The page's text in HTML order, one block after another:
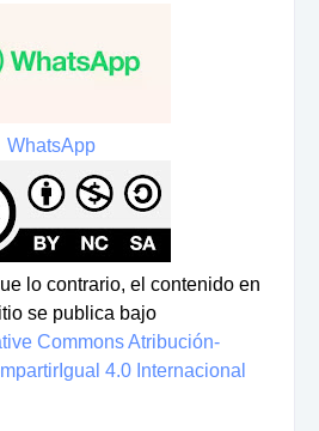
WhatsApp
lo contrario, el contenido en
se publica bajo
Commons Atribución-
4.0 Internacional